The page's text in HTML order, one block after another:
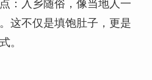
：入乡随俗，像当地人一
这不仅是填饱肚子，更是
。